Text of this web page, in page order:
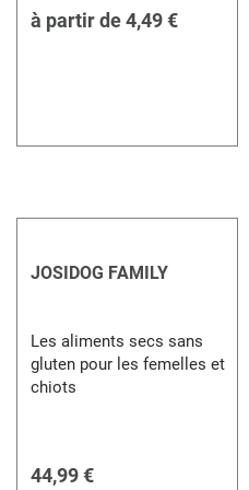
à partir de4,49 €
JOSIDOG FAMILY
Les aliments secs sans
gluten pour les femelles et
chiots
44,99 €